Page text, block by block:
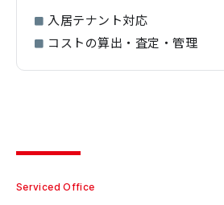
入居テナント対応
コストの算出・査定・管理
Serviced Office